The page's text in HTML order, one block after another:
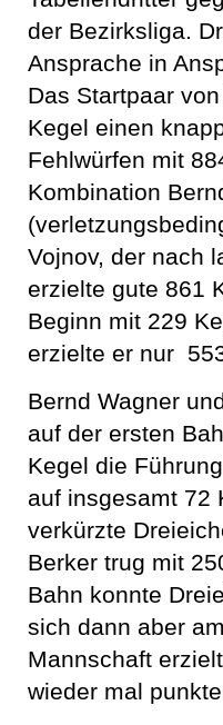
der Bezirksliga.
Ansprache in
Das Startpaar
Kegel einen
Fehlwürfen mit
Kombination
Vojnov, der nach
erzielte gute 861
Beginn mit 229
erzielte er nur
Bernd Wagner
auf der ersten
Kegel die
auf insgesamt 72
verkürzte
Berker trug mit
Bahn konnte
sich dann aber
Mannschaft
wieder mal